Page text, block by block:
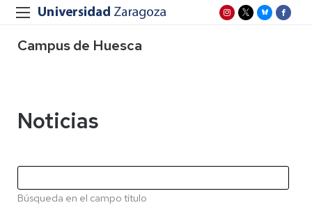
Campus de Huesca
Noticias
Búsqueda en el campo título